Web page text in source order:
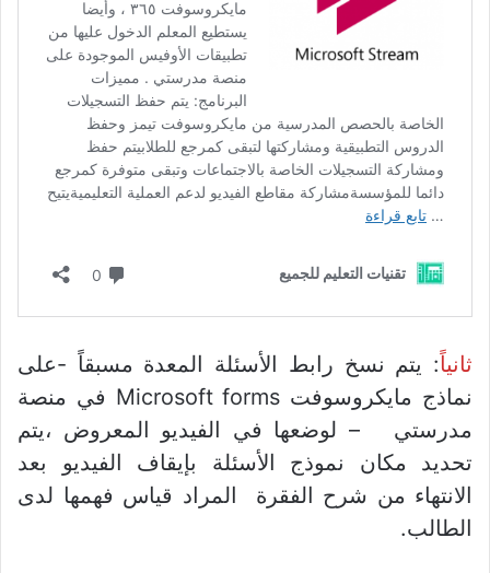
ثانياً: يتم نسخ رابط الأسئلة المعدة مسبقاً -على
نماذج مايكروسوفت Microsoft forms في منصة
مدرستي – لوضعها في الفيديو المعروض ،يتم
تحديد مكان نموذج الأسئلة بإيقاف الفيديو بعد
الانتهاء من شرح الفقرة المراد قياس فهمها لدى
الطالب.